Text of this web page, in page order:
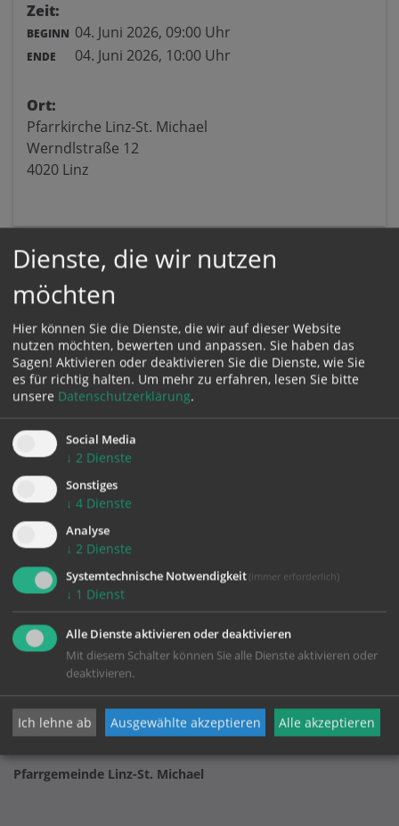
Zeit:
BEGINN 04. Juni 2026, 09:00 Uhr
ENDE 04. Juni 2026, 10:00 Uhr
Ort:
Pfarrkirche Linz-St. Michael
Werndlstraße 12
4020 Linz
Karte:
Bitte akzeptieren Sie
die Seite neu
Pfarrgemeinde Linz-St. Michael
Dienste, die wir nutzen
möchten
Hier können Sie die Dienste, die wir auf dieser Website
nutzen möchten, bewerten und anpassen. Sie haben das
Sagen! Aktivieren oder deaktivieren Sie die Dienste, wie Sie
es für richtig halten. Um mehr zu erfahren, lesen Sie bitte
unsere Datenschutzerklärung.
Social Media
↓ 2 Dienste
Sonstiges
↓ 4 Dienste
Analyse
↓ 2 Dienste
Systemtechnische Notwendigkeit (immer erforderlich)
↓ 1 Dienst
Alle Dienste aktivieren oder deaktivieren
Mit diesem Schalter können Sie alle Dienste aktivieren oder
deaktivieren.
Ich lehne ab Ausgewählte akzeptieren Alle akzeptieren